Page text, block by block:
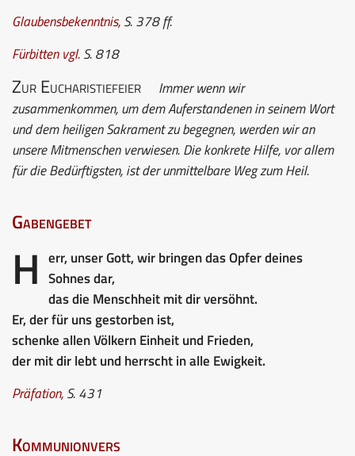
Glaubensbekenntnis,S. 378 ff.
Fürbittenvgl.S. 818
Zur Eucharistiefeier
Immer wenn wir
zusammenkommen, um dem Auferstandenen in seinem Wort
und dem heiligen Sakrament zu begegnen, werden wir an
unsere Mitmenschen verwiesen. Die konkrete Hilfe, vor allem
für die Bedürftigsten, ist der unmittelbare Weg zum Heil.
Gabengebet
H err, unser Gott, wir bringen das Opfer deines
Sohnes dar,
das die Menschheit mit dir versöhnt.
Er, der für uns gestorben ist,
schenke allen Völkern Einheit und Frieden,
der mit dir lebt und herrscht in alle Ewigkeit.
Präfation,S. 431
Kommunionvers